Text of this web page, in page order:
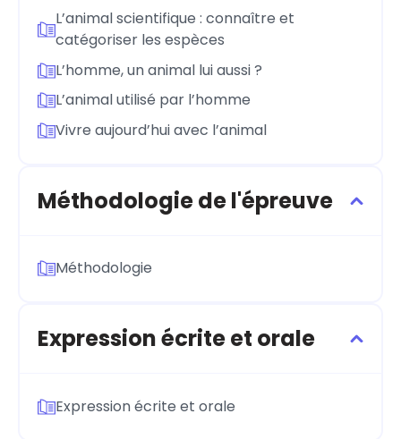
L’animal scientifique : connaître et
catégoriser les espèces
L’homme, un animal lui aussi ?
L’animal utilisé par l’homme
Vivre aujourd’hui avec l’animal
Méthodologie de l'épreuve
Méthodologie
Expression écrite et orale
Expression écrite et orale